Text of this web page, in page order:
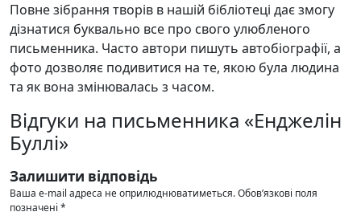
Повне зібрання творів в нашій бібліотеці дає змогу
дізнатися буквально все про свого улюбленого
письменника. Часто автори пишуть автобіографії, а
фото дозволяє подивитися на те, якою була людина
та як вона змінювалась з часом.
Відгуки на письменника «Енджелін
Буллі»
Залишити відповідь
Ваша e-mail адреса не оприлюднюватиметься.Обов’язкові поля
позначені *